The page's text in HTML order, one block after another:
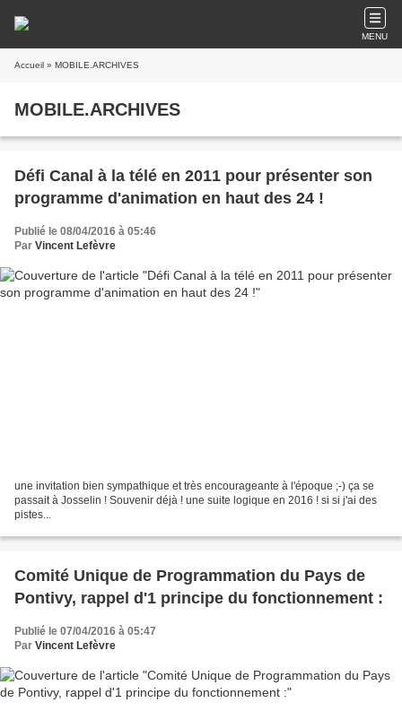
MENU
Accueil » MOBILE.ARCHIVES
MOBILE.ARCHIVES
Défi Canal à la télé en 2011 pour présenter son
programme d'animation en haut des 24 !
Publié le 08/04/2016 à 05:46
Par Vincent Lefèvre
une invitation bien sympathique et très encourageante à l'époque ;-) ça se
passait à Josselin ! Souvenir déjà ! une suite logique en 2016 ! si si j'ai des
pistes...
Comité Unique de Programmation du Pays de
Pontivy, rappel d'1 principe du fonctionnement :
Publié le 07/04/2016 à 05:47
Par Vincent Lefèvre